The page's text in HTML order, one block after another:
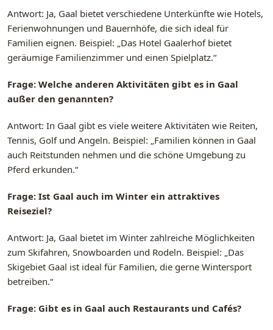
Antwort: Ja, Gaal bietet verschiedene Unterkünfte wie Hotels,
Ferienwohnungen und Bauernhöfe, die sich ideal für
Familien eignen. Beispiel: „Das Hotel Gaalerhof bietet
geräumige Familienzimmer und einen Spielplatz.“
Frage: Welche anderen Aktivitäten gibt es in Gaal
außer den genannten?
Antwort: In Gaal gibt es viele weitere Aktivitäten wie Reiten,
Tennis, Golf und Angeln. Beispiel: „Familien können in Gaal
auch Reitstunden nehmen und die schöne Umgebung zu
Pferd erkunden.“
Frage: Ist Gaal auch im Winter ein attraktives
Reiseziel?
Antwort: Ja, Gaal bietet im Winter zahlreiche Möglichkeiten
zum Skifahren, Snowboarden und Rodeln. Beispiel: „Das
Skigebiet Gaal ist ideal für Familien, die gerne Wintersport
betreiben.“
Frage: Gibt es in Gaal auch Restaurants und Cafés?